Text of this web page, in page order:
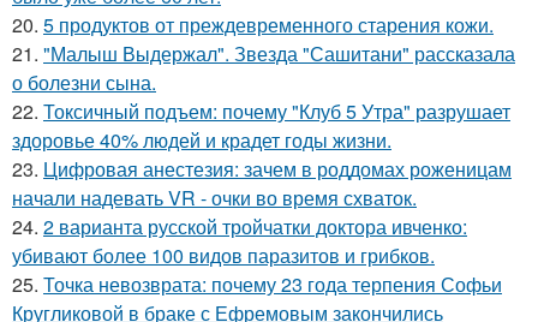
20. 5 продуктов от преждевременного старения кожи.
21. "Малыш Выдержал". Звезда "Сашитани" рассказала
о болезни сына.
22. Токсичный подъем: почему "Клуб 5 Утра" разрушает
здоровье 40% людей и крадет годы жизни.
23. Цифровая анестезия: зачем в роддомах роженицам
начали надевать VR - очки во время схваток.
24. 2 варианта русской тройчатки доктора ивченко:
убивают более 100 видов паразитов и грибков.
25. Точка невозврата: почему 23 года терпения Софьи
Кругликовой в браке с Ефремовым закончились